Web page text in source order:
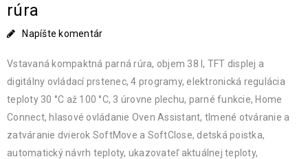
rúra
Napíšte komentár
Vstavaná kompaktná parná rúra, objem 38 l, TFT displej a
digitálny ovládací prstenec, 4 programy, elektronická regulácia
teploty 30 °C až 100 °C, 3 úrovne plechu, parné funkcie, Home
Connect, hlasové ovládanie Oven Assistant, tlmené otváranie a
zatváranie dvierok SoftMove a SoftClose, detská poistka,
automatický návrh teploty, ukazovateľ aktuálnej teploty,